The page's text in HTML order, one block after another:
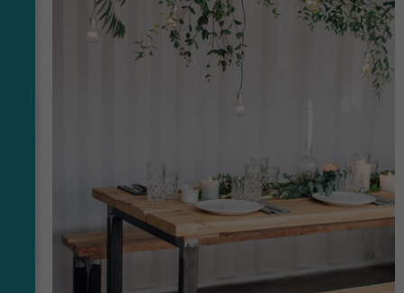
identify unique visitors.
Zweck
This cookie is installed by Google Analytics.
The cookie is used to store information of
how visitors use a website and helps in
creating an analytics report of how the
website is doing. The data collected including
the number visitors, the source where they